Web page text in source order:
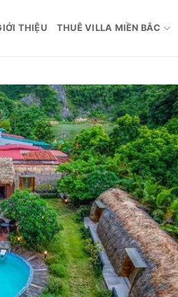
THIỆU THUÊ VILLA MIỀN BẮC